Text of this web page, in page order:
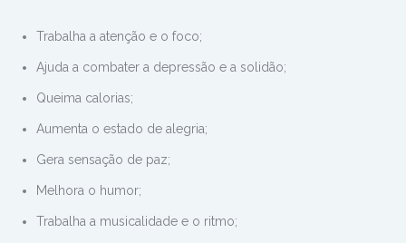
Trabalha a atenção e o foco;
Ajuda a combater a depressão e a solidão;
Queima calorias;
Aumenta o estado de alegria;
Gera sensação de paz;
Melhora o humor;
Trabalha a musicalidade e o ritmo;